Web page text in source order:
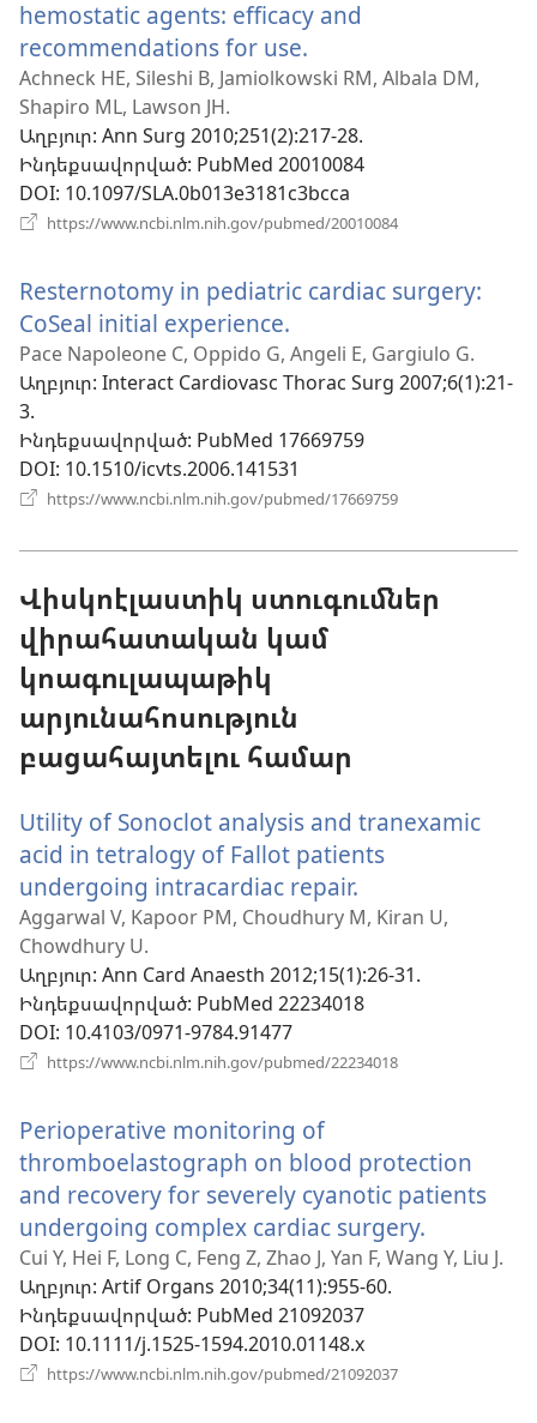
hemostatic agents: efficacy and
recommendations for use.
է
պատուհան)
Achneck HE, Sileshi B, Jamiolkowski RM, Albala DM,
Shapiro ML, Lawson JH.
Աղբյուր‎: Ann Surg 2010;251(2):217-28.
Ինդեքսավորված‎: PubMed 20010084
DOI‎: 10.1097/SLA.0b013e3181c3bcca
https://www.ncbi.nlm.nih.gov/pubmed/20010084
պատուհան)
Resternotomy in pediatric cardiac surgery:
CoSeal initial experience.
է
նոր
Pace Napoleone C, Oppido G, Angeli E, Gargiulo G.
Աղբյուր‎: Interact Cardiovasc Thorac Surg 2007;6(1):21-
3.
Ինդեքսավորված‎: PubMed 17669759
DOI‎: 10.1510/icvts.2006.141531
https://www.ncbi.nlm.nih.gov/pubmed/17669759
Վիսկոէլաստիկ ստուգումներ
վիրահատական կամ
կոագուլապաթիկ
արյունահոսություն
բացահայտելու համար
Utility of Sonoclot analysis and tranexamic
acid in tetralogy of Fallot patients
undergoing intracardiac repair.
է
պատուհան)
Aggarwal V, Kapoor PM, Choudhury M, Kiran U,
Chowdhury U.
Աղբյուր‎: Ann Card Anaesth 2012;15(1):26-31.
Ինդեքսավորված‎: PubMed 22234018
DOI‎: 10.4103/0971-9784.91477
https://www.ncbi.nlm.nih.gov/pubmed/22234018
Perioperative monitoring of
thromboelastograph on blood protection
and recovery for severely cyanotic patients
undergoing complex cardiac surgery.
է
Cui Y, Hei F, Long C, Feng Z, Zhao J, Yan F, Wang Y, Liu J.
Աղբյուր‎: Artif Organs 2010;34(11):955-60.
Ինդեքսավորված‎: PubMed 21092037
DOI‎: 10.1111/j.1525-1594.2010.01148.x
https://www.ncbi.nlm.nih.gov/pubmed/21092037